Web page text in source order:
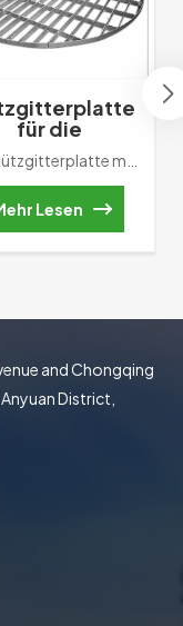
für die
zufälliger
Packung
Lesen
and Chongqing
District,